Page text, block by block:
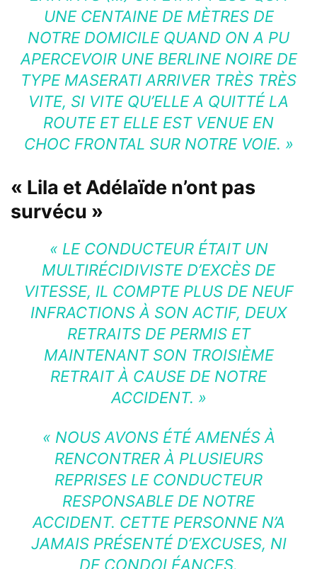
UNE CENTAINE DE MÈTRES DE
NOTRE DOMICILE QUAND ON A PU
APERCEVOIR UNE BERLINE NOIRE DE
TYPE MASERATI ARRIVER TRÈS TRÈS
VITE, SI VITE QU’ELLE A QUITTÉ LA
ROUTE ET ELLE EST VENUE EN
CHOC FRONTAL SUR NOTRE VOIE. »
« Lila et Adélaïde n’ont pas
survécu »
« LE CONDUCTEUR ÉTAIT UN
MULTIRÉCIDIVISTE D’EXCÈS DE
VITESSE, IL COMPTE PLUS DE NEUF
INFRACTIONS À SON ACTIF, DEUX
RETRAITS DE PERMIS ET
MAINTENANT SON TROISIÈME
RETRAIT À CAUSE DE NOTRE
ACCIDENT. »
« NOUS AVONS ÉTÉ AMENÉS À
RENCONTRER À PLUSIEURS
REPRISES LE CONDUCTEUR
RESPONSABLE DE NOTRE
ACCIDENT. CETTE PERSONNE N’A
JAMAIS PRÉSENTÉ D’EXCUSES, NI
DE CONDOLÉANCES.